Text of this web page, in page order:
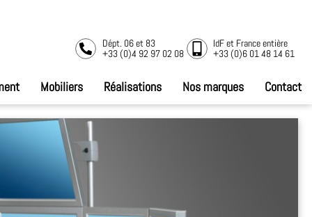
Dépt. 06 et 83
+33 (0)4 92 97 02 08
IdF et France entière
+33 (0)6 01 48 14 61
Mobiliers Réalisations Nos marques Contact